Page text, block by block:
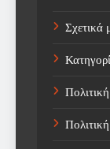
Αγορά
Αγορά
Αγροτικά
Αεροπορία
Σχετικά